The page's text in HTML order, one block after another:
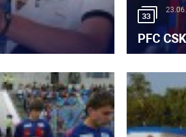
33
PFC